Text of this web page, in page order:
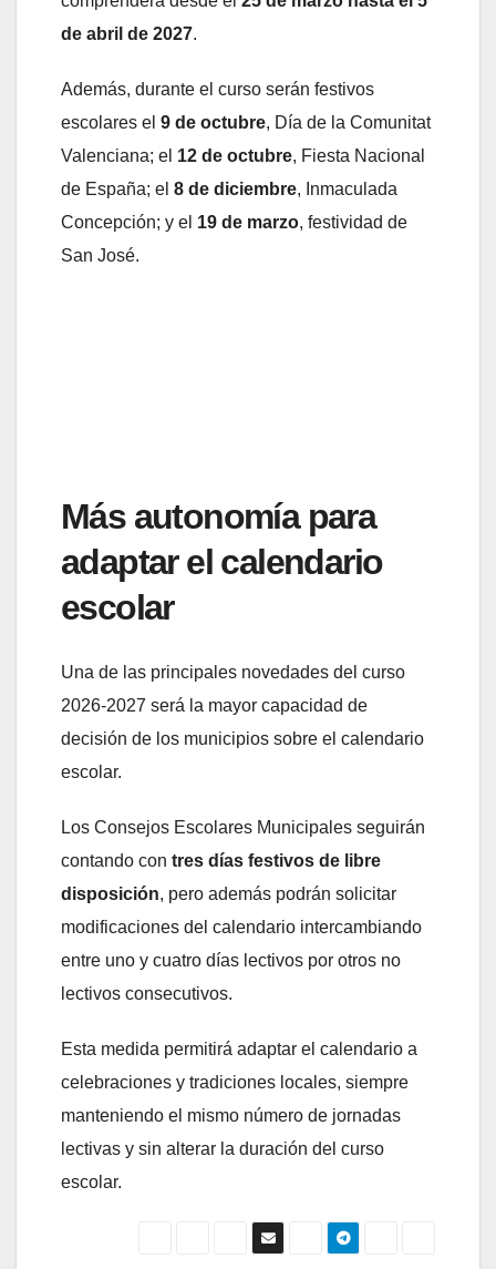
de abril de 2027.
Además, durante el curso serán festivos
escolares el 9 de octubre, Día de la Comunitat
Valenciana; el 12 de octubre, Fiesta Nacional
de España; el 8 de diciembre, Inmaculada
Concepción; y el 19 de marzo, festividad de
San José.
Más autonomía para
adaptar el calendario
escolar
Una de las principales novedades del curso
2026-2027 será la mayor capacidad de
decisión de los municipios sobre el calendario
escolar.
Los Consejos Escolares Municipales seguirán
contando con tres días festivos de libre
disposición, pero además podrán solicitar
modificaciones del calendario intercambiando
entre uno y cuatro días lectivos por otros no
lectivos consecutivos.
Esta medida permitirá adaptar el calendario a
celebraciones y tradiciones locales, siempre
manteniendo el mismo número de jornadas
lectivas y sin alterar la duración del curso
escolar.